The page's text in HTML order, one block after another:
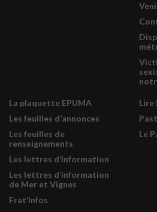
La plaquette EPUMA
Les feuilles d’annonces
Les feuilles de
renseignements
Les lettres d’information
Les lettres d’information
de Mer et Vignes
Frat’Infos
Lire
Le